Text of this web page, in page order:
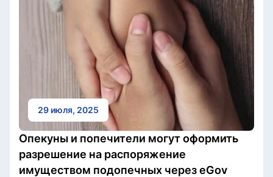
29 июля, 2025
Опекуны и попечители могут оформить
разрешение на распоряжение
имуществом подопечных через eGov